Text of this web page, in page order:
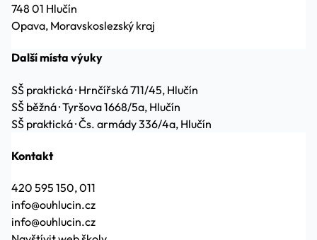
748 01 Hlučín
Opava, Moravskoslezský kraj
Další místa výuky
SŠ praktická· Hrnčířská 711/45, Hlučín
SŠ běžná·Tyršova 1668/5a, Hlučín
SŠ praktická·Čs. armády 336/4a, Hlučín
Kontakt
420 595 150, 011
info@ouhlucin.cz
info@ouhlucin.cz